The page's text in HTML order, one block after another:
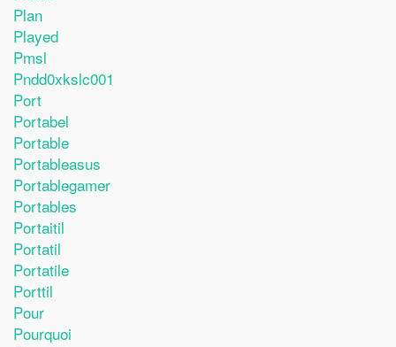
Plan
Played
Pmsl
Pndd0xkslc001
Port
Portabel
Portable
Portableasus
Portablegamer
Portables
Portaitil
Portatil
Portatile
Porttil
Pour
Pourquoi